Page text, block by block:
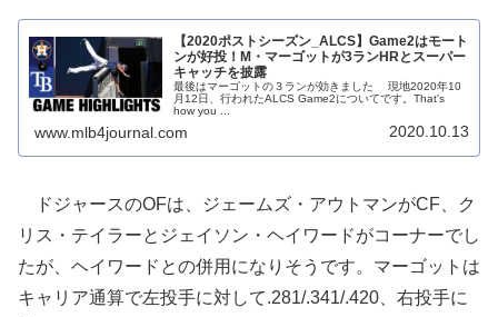
【2020ポストシーズン_ALCS】Game2はモート
ンが好投！M・マーゴットが3ランHRとスーパー
キャッチを披露
最後はマーゴットの３ランが効きました 現地2020年10
月12日、行われたALCS Game2についてです。That's
how you ...
www.mlb4journal.com 2020.10.13
ドジャースのOFは、ジェームズ・アウトマンがCF、ク
リス・テイラーとジェイソン・ヘイワードがコーナーでし
たが、ヘイワードとの併用になりそうです。マーゴットは
キャリア通算で左投手に対して.281/.341/.420、右投手に